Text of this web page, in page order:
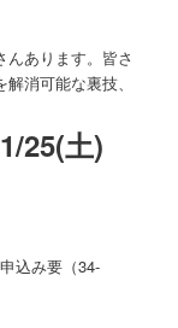
あります。皆さ
消可能な裏技、
25(土)
込み要（34-